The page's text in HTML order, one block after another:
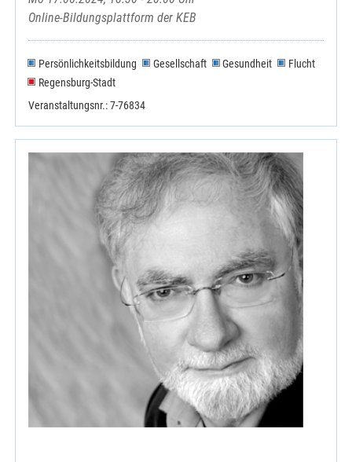
Online-Bildungsplattform der KEB
Persönlichkeitsbildung Gesellschaft Gesundheit
Flucht
Regensburg-Stadt
Veranstaltungsnr.: 7-76834